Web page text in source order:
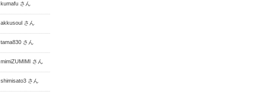
kumafu さん
akkusoul さん
tama830 さん
mimiZUMIMI さん
shimisato3 さん